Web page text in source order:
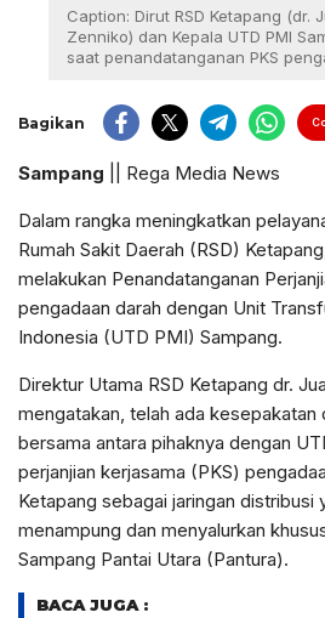
Caption: Dirut RSD Ketapang (dr.
Zenniko) dan Kepala UTD PMI
saat penandatanganan PKS
Bagikan
Sampang || Rega Media News
Dalam rangka meningkatkan
Rumah Sakit Daerah (RSD)
melakukan Penandatanganan
pengadaan darah dengan Unit
Indonesia (UTD PMI) Sampang.
Direktur Utama RSD Ketapang dr.
mengatakan, telah ada kesepakatan
bersama antara pihaknya dengan
perjanjian kerjasama (PKS)
Ketapang sebagai jaringan distribusi
menampung dan menyalurkan
Sampang Pantai Utara (Pantura).
BACA JUGA :